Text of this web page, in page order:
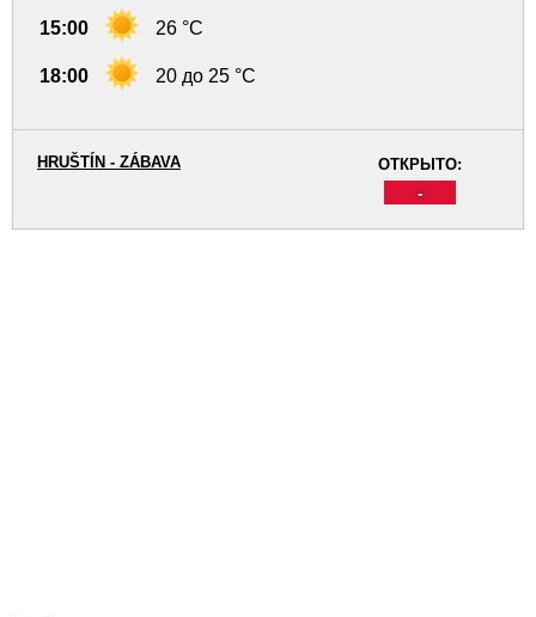
15:00 26 °C
18:00 20 до 25 °C
ОТКРЫТО:
-
HRUŠTÍN - ZÁBAVA